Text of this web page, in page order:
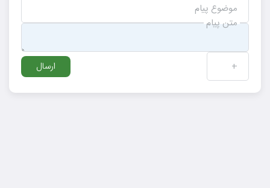
موضوع پیام
متن پیام
+ ارسال